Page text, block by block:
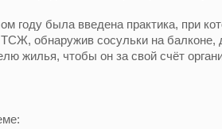
году была введена практика, при
ТСЖ, обнаружив сосульки на
жилья, чтобы он за свой счёт